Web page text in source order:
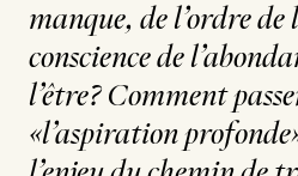
manque, de l’ordre de
conscience de
l’être? Comment
«l’aspiration